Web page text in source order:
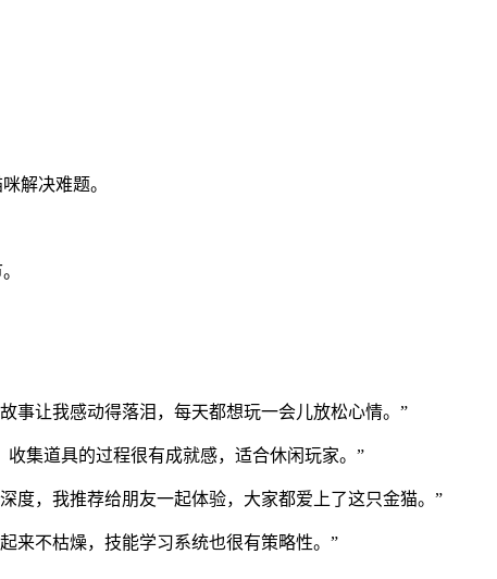
解决难题。
事让我感动得落泪，每天都想玩一会儿放松心情。”
收集道具的过程很有成就感，适合休闲玩家。”
度，我推荐给朋友一起体验，大家都爱上了这只金猫。”
来不枯燥，技能学习系统也很有策略性。”